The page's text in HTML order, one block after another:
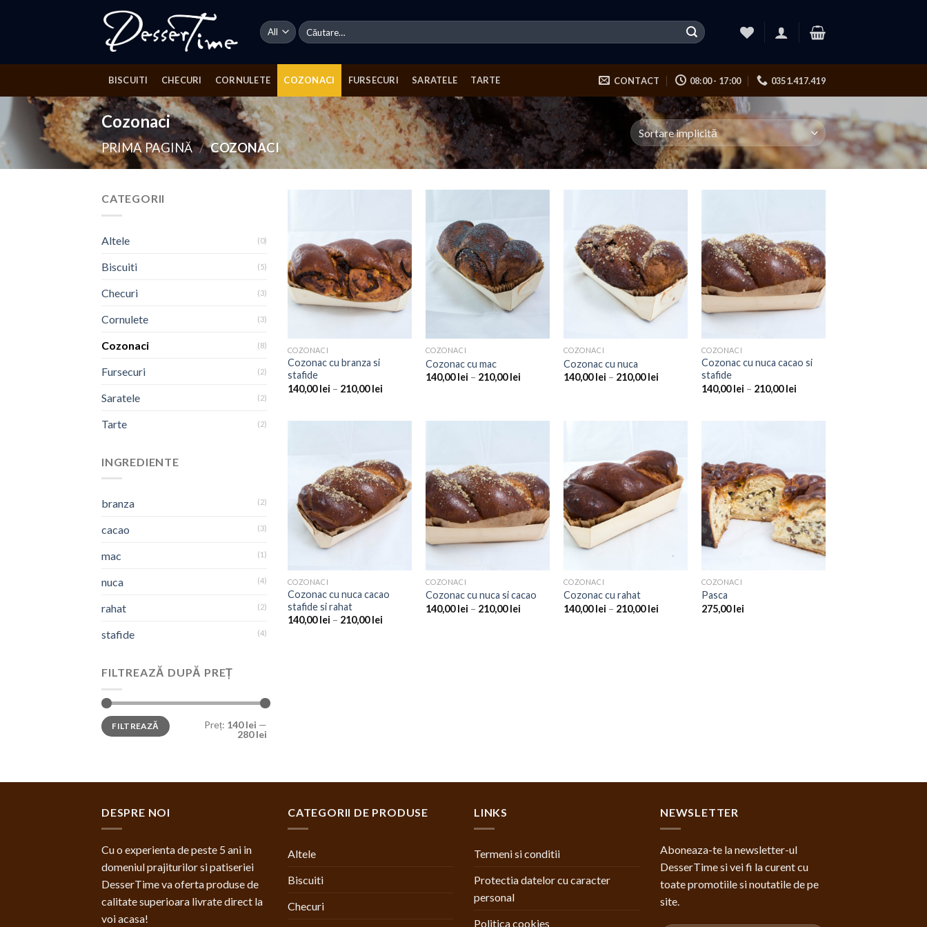
Caută
după:
BISCUITI CHECURI CORNULETE COZONACI FURSECURI SARATELE TARTE CONTACT 08:00 - 17:00 0351.417.419
Cozonaci
PRIMA PAGINĂ / COZONACI
CATEGORII
Altele (0)
Biscuiti (5)
Checuri (3)
Cornulete (3)
Cozonaci (8)
Fursecuri (2)
Saratele (2)
Tarte (2)
INGREDIENTE
branza (2)
cacao (3)
mac (1)
nuca (4)
rahat (2)
stafide (4)
FILTREAZĂ DUPĂ PREȚ
FILTREAZĂ Preț: 140 lei —
280 lei
Wishlist
COZONACI
Cozonac cu branza si
stafide
140,00lei – 210,00lei
Wishlist
COZONACI
Cozonac cu mac
140,00lei – 210,00lei
Wishlist
COZONACI
Cozonac cu nuca
140,00lei – 210,00lei
COZONACI
Cozonac cu nuca cacao si
stafide
140,00lei – 210,00lei
Add to
Wishlist
COZONACI
Cozonac cu nuca cacao
stafide si rahat
140,00lei – 210,00lei
COZONACI
Cozonac cu nuca si cacao
140,00lei – 210,00lei
Add to
Wishlist
COZONACI
Cozonac cu rahat
140,00lei – 210,00lei
COZONACI
Pasca
275,00lei
DESPRE NOI
Cu o experienta de peste 5 ani in
domeniul prajiturilor si patiseriei
DesserTime va oferta produse de
calitate superioara livrate direct la
voi acasa!
CATEGORII DE PRODUSE
Altele
Biscuiti
Checuri
LINKS
Termeni si conditii
Protectia datelor cu caracter
personal
Politica cookies
NEWSLETTER
Aboneaza-te la newsletter-ul
DesserTime si vei fi la curent cu
toate promotiile si noutatile de pe
site.